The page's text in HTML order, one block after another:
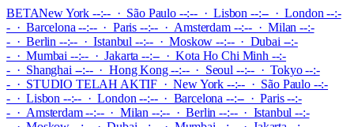
BETANew York --:-- · São Paulo --:-- · Lisbon --:-- · London --:-
- · Barcelona --:-- · Paris --:-- · Amsterdam --:-- · Milan --:-
- · Berlin --:-- · Istanbul --:-- · Moskow --:-- · Dubai --:-
- · Mumbai --:-- · Jakarta --:-- · Kota Ho Chi Minh --:-
- · Shanghai --:-- · Hong Kong --:-- · Seoul --:-- · Tokyo --:-
-· STUDIO TELAH AKTIF ·New York --:-- · São Paulo --:-
- · Lisbon --:-- · London --:-- · Barcelona --:-- · Paris --:-
- · Amsterdam --:-- · Milan --:-- · Berlin --:-- · Istanbul --:-